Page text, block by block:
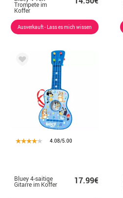
Trompete im
Koffer
Ausverkauft - Lass es mich wissen
4.08/5.00
Bluey 4-saitige
Gitarre im Koffer 17.99€